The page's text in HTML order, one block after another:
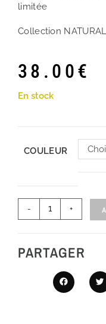
limitée
Collection
38.00€
En stock
COULEUR
- +
PARTAGER